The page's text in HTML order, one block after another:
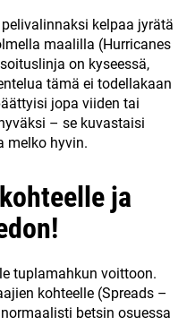
kelpaa jyrätä
maalilla (Hurricanes
on kyseessä,
tämä ei todellakaan
jopa viiden tai
– se kuvastaisi
melko hyvin.
ja
tuplamahkun voittoon.
kohteelle (Spreads –
betsin osuessa